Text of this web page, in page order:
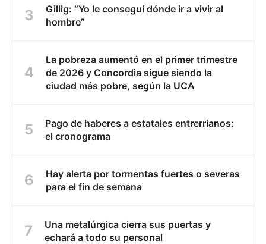
Gillig: “Yo le conseguí dónde ir a vivir al
hombre”
La pobreza aumentó en el primer trimestre
de 2026 y Concordia sigue siendo la
ciudad más pobre, según la UCA
Pago de haberes a estatales entrerrianos:
el cronograma
Hay alerta por tormentas fuertes o severas
para el fin de semana
Una metalúrgica cierra sus puertas y
echará a todo su personal